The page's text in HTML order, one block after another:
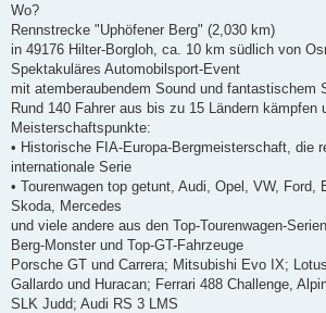
Wo?
Rennstrecke "Uphöfener Berg" (2,030 km)
in 49176 Hilter-Borgloh, ca. 10 km südlich von
Spektakuläres Automobilsport-Event
mit atemberaubendem Sound und fantastischem
Rund 140 Fahrer aus bis zu 15 Ländern kämpfen
Meisterschaftspunkte:
• Historische FIA-Europa-Bergmeisterschaft, die
internationale Serie
• Tourenwagen top getunt, Audi, Opel, VW, Ford,
Skoda, Mercedes
und viele andere aus den Top-Tourenwagen-
Berg-Monster und Top-GT-Fahrzeuge
Porsche GT und Carrera; Mitsubishi Evo IX;
Gallardo und Huracan; Ferrari 488 Challenge,
SLK Judd; Audi RS 3 LMS